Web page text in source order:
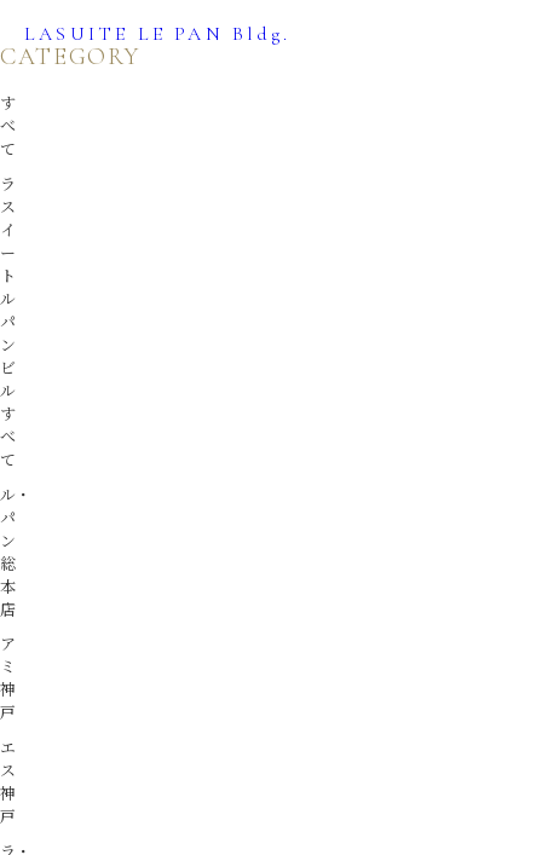
LASUITE LE PAN Bldg.
TOPICS
おすすめ情報
CATEGORY
す
べ
て
ラ
ス
イ
ー
ト
ル
パ
ン
ビ
ル
す
べ
て
ル・
パ
ン
総
本
店
ア
ミ
神
戸
エ
ス
神
戸